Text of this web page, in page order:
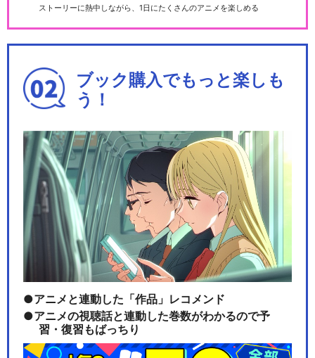
ストーリーに熱中しながら、1日にたくさんのアニメを楽しめる
ブック購入でもっと楽しも
う！
アニメと連動した「作品」レコメンド
アニメの視聴話と連動した巻数がわかるので予
習・復習もばっちり